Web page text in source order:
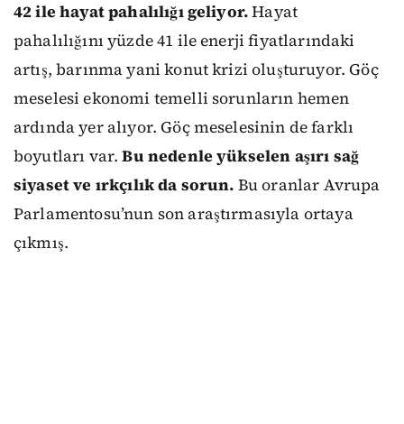
42 ile hayat pahalılığı geliyor.Hayat
pahalılığını yüzde 41 ile enerji fiyatlarındaki
artış, barınma yani konut krizi oluşturuyor. Göç
meselesi ekonomi temelli sorunların hemen
ardında yer alıyor. Göç meselesinin de farklı
boyutları var.Bu nedenle yükselen aşırı sağ
siyaset ve ırkçılık da sorun. Bu oranlar Avrupa
Parlamentosu’nun son araştırmasıyla ortaya
çıkmış.